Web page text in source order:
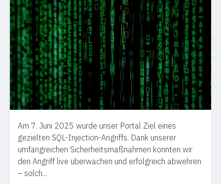
Am 7. Juni 2025 wurde unser Portal Ziel eines
gezielten SQL-Injection-Angriffs. Dank unserer
umfangreichen Sicherheitsmaßnahmen konnten wir
den Angriff live überwachen und erfolgreich abwehren
– solch...